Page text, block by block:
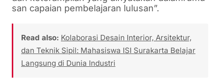
san capaian pembelajaran lulusan”.
Read also: Kolaborasi Desain Interior, Arsitektur,
dan Teknik Sipil: Mahasiswa ISI Surakarta Belajar
Langsung di Dunia Industri